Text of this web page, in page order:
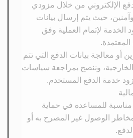
الإلكتروني من خلال مزودي
حيث يتم إرسال بيانات
الخدمة لإتمام العملية وفق
المعتمدة.
أو معالجة بيانات الدفع التي تتم
وننصح بمراجعة سياسات
خدمة الدفع المستخدم.
للمساعدة في حماية
مخاطر الوصول غير المصرح به أو